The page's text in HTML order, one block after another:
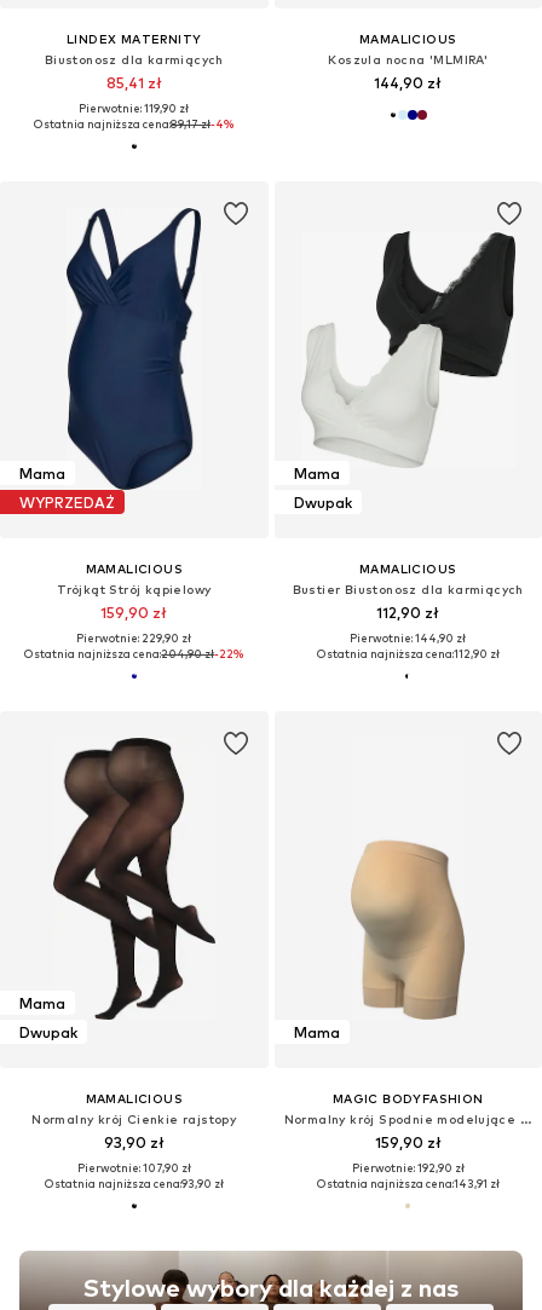
LINDEX MATERNITY
Biustonosz dla karmiących
85,41 zł
Pierwotnie: 119,90 zł
Ostatnia najniższa cena:89,17 zł-4%
MAMALICIOUS
Koszula nocna 'MLMIRA'
144,90 zł
Mama
WYPRZEDAŻ
MAMALICIOUS
Trójkąt Strój kąpielowy
159,90 zł
Pierwotnie: 229,90 zł
Ostatnia najniższa cena:204,90 zł-22%
Mama
Dwupak
MAMALICIOUS
Bustier Biustonosz dla karmiących
112,90 zł
Pierwotnie: 144,90 zł
Ostatnia najniższa cena:112,90 zł
Mama
Dwupak
MAMALICIOUS
Normalny krój Cienkie rajstopy
93,90 zł
Pierwotnie: 107,90 zł
Ostatnia najniższa cena:93,90 zł
Stylowe wybory dla każdej z nas
Mama
MAGIC BODYFASHION
Normalny krój Spodnie modelujące 'Mommy Supporting'
159,90 zł
Pierwotnie: 192,90 zł
Ostatnia najniższa cena:143,91 zł